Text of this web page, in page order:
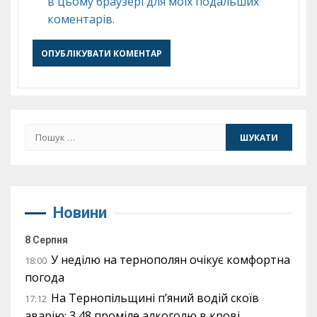
коментарів.
Пошук:
Новини
8 Серпня
18:00 У неділю на тернополян очікує комфортна
погода
17:12 На Тернопільщині п’яний водій скоїв